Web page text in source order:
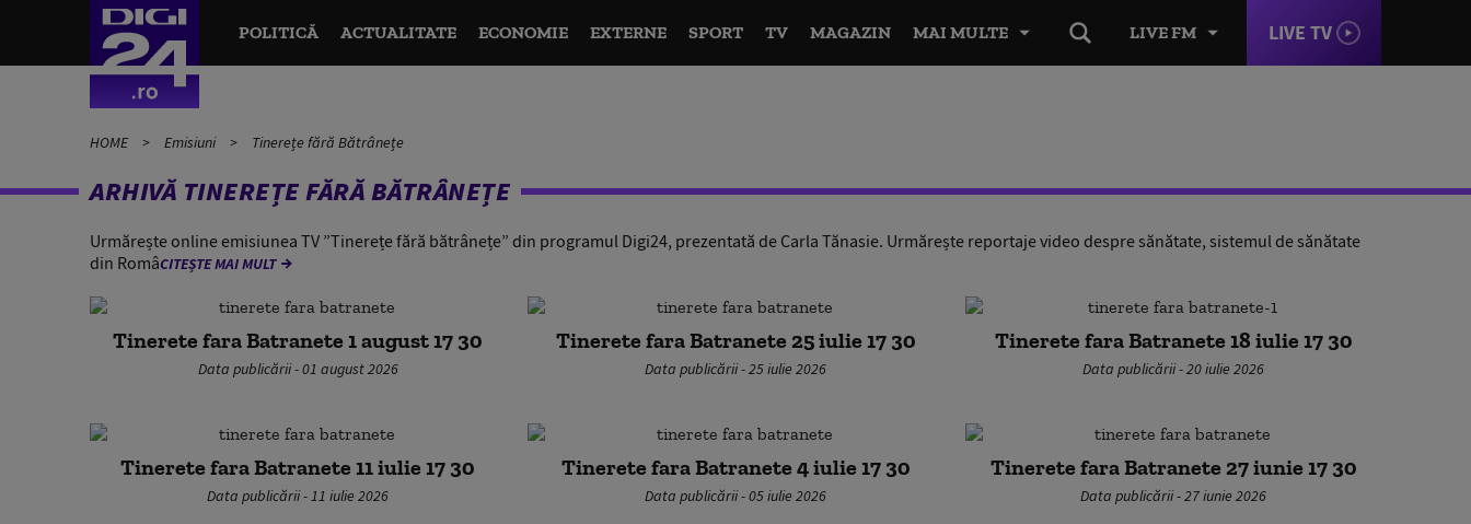
LIVE FM LIVE TV
POLITICĂ ACTUALITATE ECONOMIE EXTERNE SPORT TV MAGAZIN MAI MULTE
HOME Emisiuni Tinerețe fără Bătrânețe
ARHIVĂ TINEREȚE FĂRĂ BĂTRÂNEȚE
Urmărește online emisiunea TV ”Tinerețe fără bătrânețe” din programul Digi24, prezentată de Carla Tănasie. Urmărește reportaje video despre sănătate, sistemul de sănătate
din RomâCITEȘTE MAI MULT
Tinerete fara Batranete 1 august 17 30
Data publicării - 01 august 2026
Tinerete fara Batranete 25 iulie 17 30
Data publicării - 25 iulie 2026
Tinerete fara Batranete 18 iulie 17 30
Data publicării - 20 iulie 2026
Tinerete fara Batranete 11 iulie 17 30
Data publicării - 11 iulie 2026
Tinerete fara Batranete 4 iulie 17 30
Data publicării - 05 iulie 2026
Tinerete fara Batranete 27 iunie 17 30
Data publicării - 27 iunie 2026